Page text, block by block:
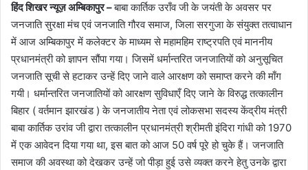
हिंद शिखर न्यूज़ अम्बिकापुर –बाबा कार्तिक उराँव जी के जयंती के अवसर पर
जनजाति सुरक्षा मंच एवं जनजाति गौरव समाज, जिला सरगुजा के संयुक्त तत्वाधान
में आज अम्बिकापुर में कलेक्टर के माध्यम से महामहिम राष्ट्रपति एवं माननीय
प्रधानमंत्री को ज्ञापन सौंपा गया। जिसमें धर्मान्तरित जनजातियों को अनुसूचित
जनजाति सूची से हटाकर उन्हें दिए जाने वाले आरक्षण को समाप्त करने की माँग
गयी। धर्मान्तरित जनजातियों को आरक्षण सुविधाएँ दिए जाने के विरुद्ध तत्कालीन
बिहार ( वर्तमान झारखंड ) के जनजातीय नेता एवं लोकसभा सदस्य केंद्रीय मंत्री
बाबा कार्तिक उरांव जी द्वारा तत्कालीन प्रधानमंत्री श्रीमती इंदिरा गांधी को 1970
में एक आवेदन दिया गया था, इस बात को आज 50 वर्ष पूरे हो चुके हैं। जनजाति
समाज की अवस्था को देखकर उन्हें जो पीड़ा हुई उसे व्यक्त करने हेतु उनके द्वारा